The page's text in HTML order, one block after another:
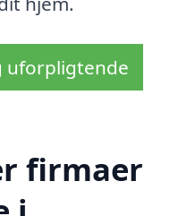
uforpligtende
firmaer